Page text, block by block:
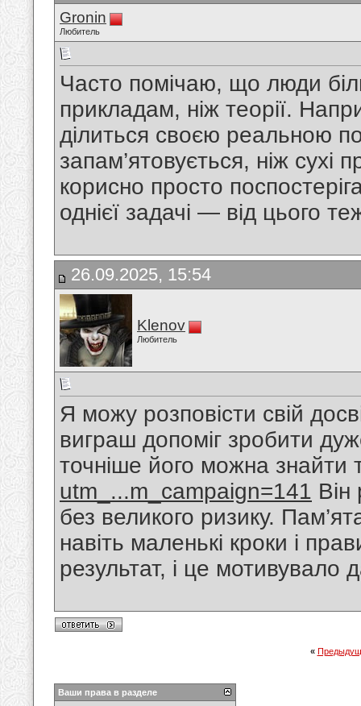
Gronin
Любитель
Часто помічаю, що люди
прикладам, ніж теорії.
ділиться своєю реальною
запам’ятовується, ніж
корисно просто
однієї задачі — від цього
26.09.2025, 15:54
Klenov
Любитель
Я можу розповісти свій
виграш допоміг зробити
точніше його можна знайти
utm_...m_campaign=141 Він
без великого ризику.
навіть маленькі кроки і
результат, і це мотивувало
«
Ваши права в разделе